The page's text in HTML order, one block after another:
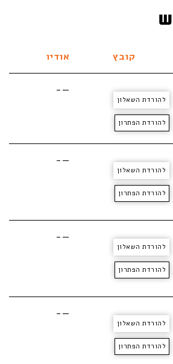
קובץ אודיו
להורדת השאלון
להורדת הפתרון
—-
להורדת השאלון
להורדת הפתרון
—-
להורדת השאלון
להורדת הפתרון
—-
להורדת השאלון
להורדת הפתרון
—-